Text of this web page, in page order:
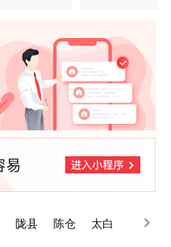
陇县 陈仓
太白